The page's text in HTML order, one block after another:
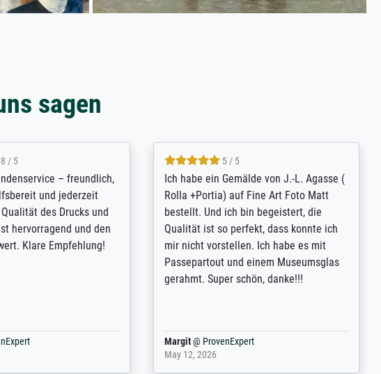
sagen
5
and customer
of the printing is
to distinguish
it will be my go-to
prints from now on -
4.8 / 5
Qualité absolument irréprochable.
Extraordinaire diversité des thèmes
abordés et personnalisation des
demandes (recadrage, réajustement des
couleurs). Relation clientèle parfaite.
Transport, réception sans aucun
problème. Merci à toute l'équipe ! Hervé
Anonym@ProvenExpert
March 31, 2025